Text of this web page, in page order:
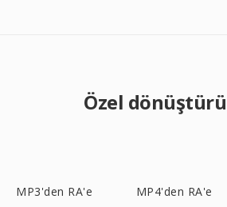
Özel
MP3'den RA'e MP4'den RA'e